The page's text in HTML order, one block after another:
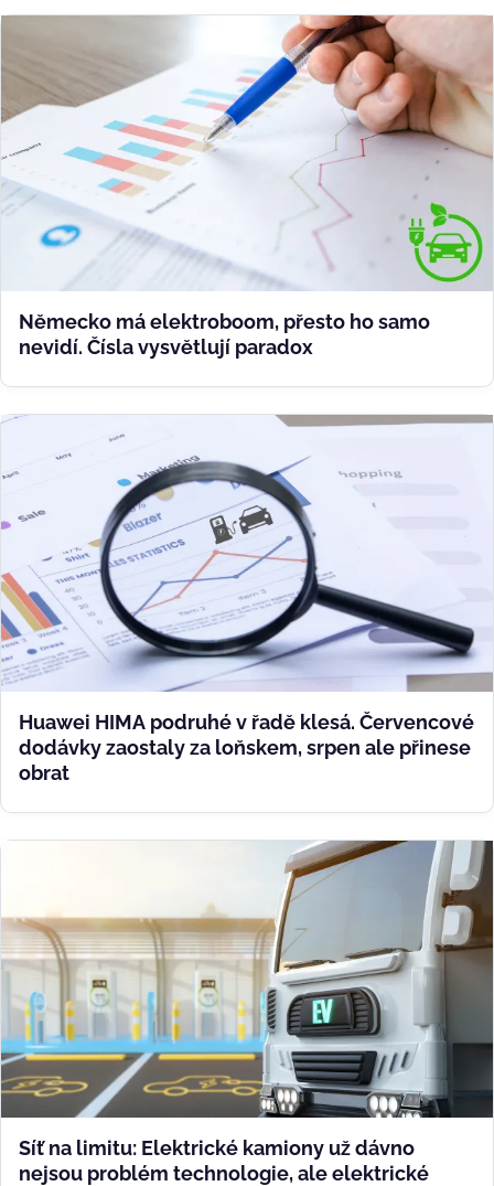
Německo má elektroboom, přesto ho samo
nevidí. Čísla vysvětlují paradox
Huawei HIMA podruhé v řadě klesá. Červencové
dodávky zaostaly za loňskem, srpen ale přinese
obrat
Síť na limitu: Elektrické kamiony už dávno
nejsou problém technologie, ale elektrické